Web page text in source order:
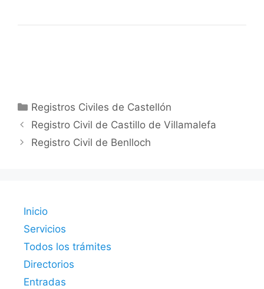
Categorías
Registros Civiles de Castellón
Registro Civil de Castillo de Villamalefa
Registro Civil de Benlloch
Inicio
Servicios
Todos los trámites
Directorios
Entradas